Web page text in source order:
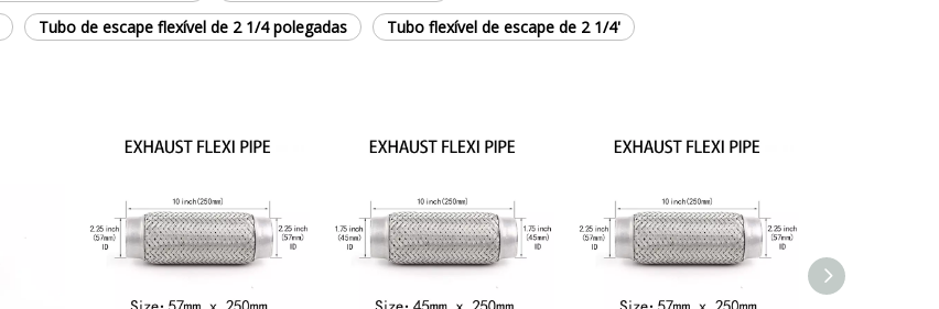
Tubo de escape flexível de 2 1/4 polegadas Tubo flexível de escape de 2 1/4'